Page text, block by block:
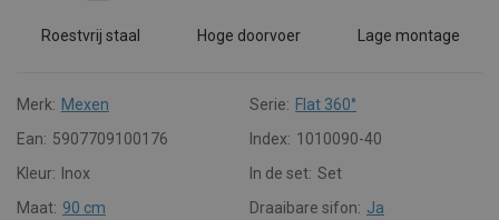
Roestvrij staal Hoge doorvoer Lage montage
Merk: Mexen Serie: Flat 360°
Ean: 5907709100176 Index: 1010090-40
Kleur:
Inox In de set: Set
Maat: 90 cm Draaibare sifon: Ja